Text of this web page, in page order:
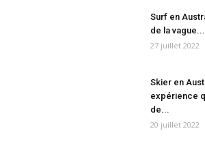
Surf en
de la vague...
27 juillet 2022
Skier en
expérience
de...
20 juillet 2022